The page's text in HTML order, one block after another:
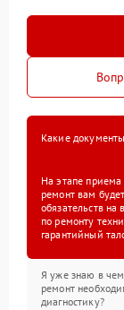
Какие
На этапе приема
ремонт вам
обязательств на
по ремонту
гарантийный
Я уже знаю в
ремонт
диагностику?